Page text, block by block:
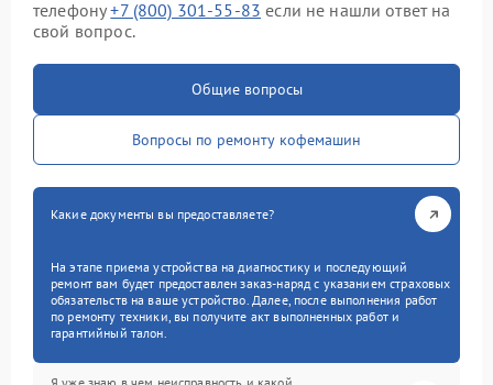
телефону+7 (800) 301-55-83 если не нашли ответ на
свой вопрос.
Общие вопросы
Вопросы по ремонту кофемашин
Какие документы вы предоставляете?
На этапе приема устройства на диагностику и последующий
ремонт вам будет предоставлен заказ-наряд с указанием страховых
обязательств на ваше устройство. Далее, после выполнения работ
по ремонту техники, вы получите акт выполненных работ и
гарантийный талон.